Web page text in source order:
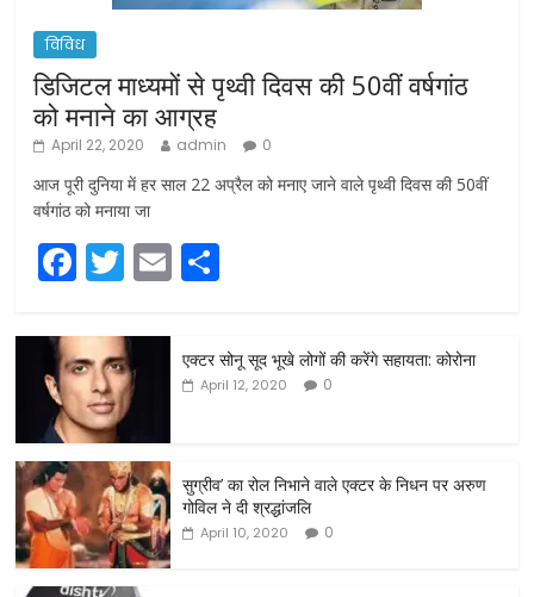
विविध
डिजिटल माध्यमों से पृथ्वी दिवस की 50वीं वर्षगांठ
को मनाने का आग्रह
April 22, 2020 admin 0
आज पूरी दुनिया में हर साल 22 अप्रैल को मनाए जाने वाले पृथ्वी दिवस की 50वीं
वर्षगांठ को मनाया जा
F
c
e
b
o
o
k
T
itt
er
E
ar
e
एक्टर सोनू सूद भूखे लोगों की करेंगे सहायता: कोरोना
April 12, 2020 0
सुग्रीव’ का रोल निभाने वाले एक्टर के निधन पर अरुण
गोविल ने दी श्रद्धांजलि
April 10, 2020 0